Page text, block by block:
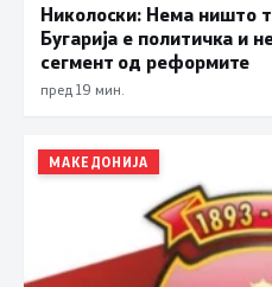
Николоски: Нема ништо
Бугарија е политичка и
сегмент од реформите
пред 19 мин.
МАКЕДОНИЈА